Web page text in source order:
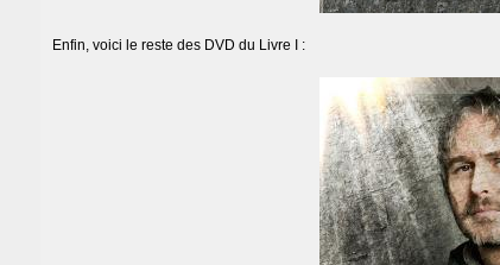
Enfin, voici le reste des DVD du Livre I :